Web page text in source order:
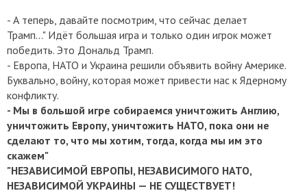
- А теперь, давайте посмотрим, что сейчас делает
Трамп..." Идёт большая игра и только один игрок может
победить. Это Дональд Трамп.
- Европа, НАТО и Украина решили объявить войну Америке.
Буквально, войну, которая может привести нас к Ядерному
конфликту.
- Мы в большой игре собираемся уничтожить Англию,
уничтожить Европу, уничтожить НАТО, пока они не
сделают то, что мы хотим, тогда, когда мы им это
скажем"
"НЕЗАВИСИМОЙ ЕВРОПЫ, НЕЗАВИСИМОГО НАТО,
НЕЗАВИСИМОЙ УКРАИНЫ — НЕ СУЩЕСТВУЕТ!